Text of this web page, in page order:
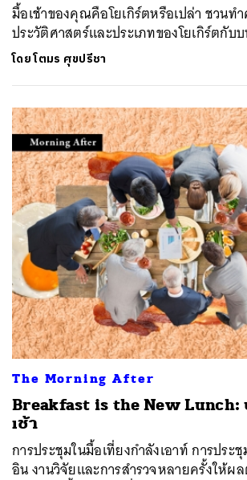
มื้อเช้าของคุณคือโยเกิร์ตหรือเปล่า ชวนท
ประวัติศาสตร์และประเภทของโยเกิร์ตกับ
โดยโตมร ศุขปรีชา
The Morning After
Breakfast is the New Lunch:
เช้า
การประชุมในมื้อเที่ยงกำลังเอาท์ การประ
อิน งานวิจัยและการสำรวจหลายครั้งให้ผ